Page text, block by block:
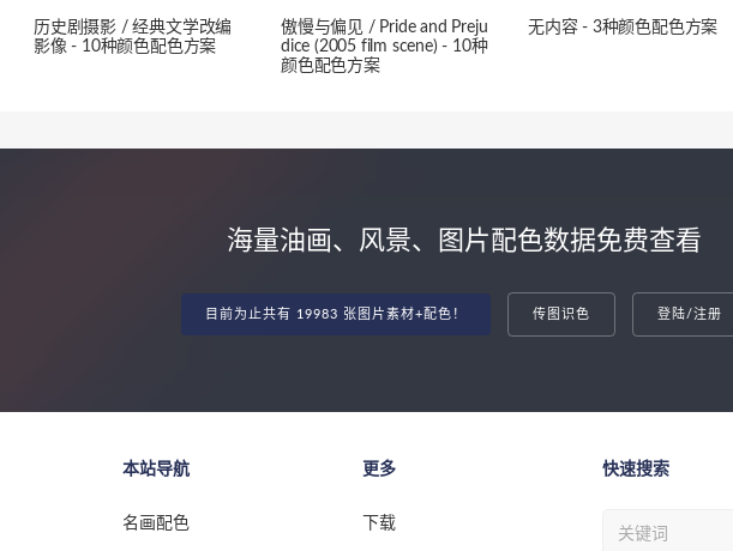
历史剧摄影 / 经典文学改编
影像 - 10种颜色配色方案
傲慢与偏见 / Pride and Preju
dice (2005 film scene) - 10种
颜色配色方案
无内容 - 3种颜色配色方案
海量油画、风景、图片配色数据免费查看
目前为止共有 19983 张图片素材+配色！ 传图识色 登陆/注册
本站导航
名画配色
更多
下载
快速搜索